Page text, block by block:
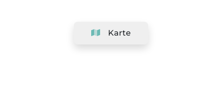
Karte